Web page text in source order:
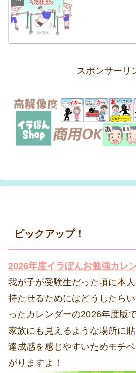
スポンサーリ
ピックアップ！
2026年度イラぽんお勉強カレ
我が子が受験生だった頃に本
持たせるためにはどうしたら
ったカレンダーの2026年度版
家族にも見えるような場所に
達成感を感じやすいためモチ
がりますよ！